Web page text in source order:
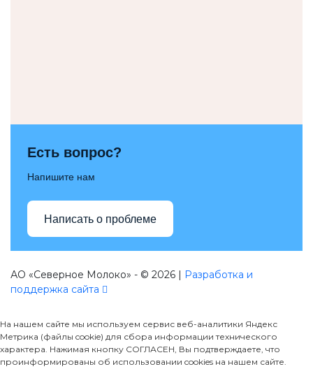
Есть вопрос?
Напишите нам
Написать о проблеме
АО «Северное Молоко» - © 2026 | Разработка и
поддержка сайта
На нашем сайте мы используем сервис веб-аналитики Яндекс
Метрика (файлы cookie) для сбора информации технического
характера. Нажимая кнопку СОГЛАСЕН, Вы подтверждаете, что
проинформированы об использовании cookies на нашем сайте.